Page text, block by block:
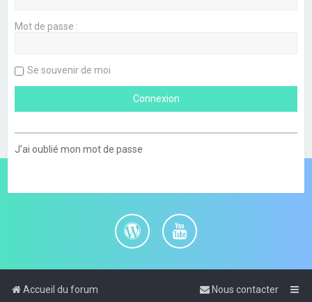
Mot de passe :
Se souvenir de moi
J’ai oublié mon mot de passe
Accueil du forum Nous contacter